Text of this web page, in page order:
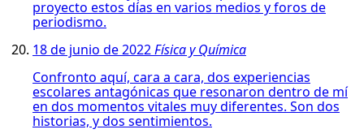
proyecto estos días en varios medios y foros de
periodismo.
18 de junio de 2022Física y Química
Confronto aquí, cara a cara, dos experiencias
escolares antagónicas que resonaron dentro de mí
en dos momentos vitales muy diferentes. Son dos
historias, y dos sentimientos.